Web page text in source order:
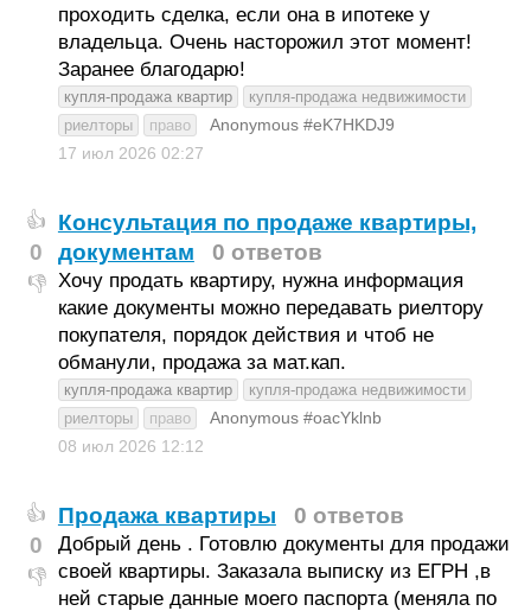
проходить сделка, если она в ипотеке у
владельца. Очень насторожил этот момент!
Заранее благодарю!
купля-продажа квартир
купля-продажа недвижимости
риелторы
право
Anonymous #eK7HKDJ9
17 июл 2026 02:27
👍
0
👎
Консультация по продаже квартиры,
документам
0 ответов
Хочу продать квартиру, нужна информация
какие документы можно передавать риелтору
покупателя, порядок действия и чтоб не
обманули, продажа за мат.кап.
купля-продажа квартир
купля-продажа недвижимости
риелторы
право
Anonymous #oacYklnb
08 июл 2026 12:12
👍
0
👎
Продажа квартиры 0 ответов
Добрый день . Готовлю документы для продажи
своей квартиры. Заказала выписку из ЕГРН ,в
ней старые данные моего паспорта (меняла по